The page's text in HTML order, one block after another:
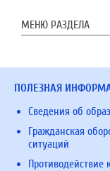
МЕНЮ РАЗДЕЛА
ПОЛЕЗНАЯ
Сведения об
Гражданская
ситуаций
Противодействие